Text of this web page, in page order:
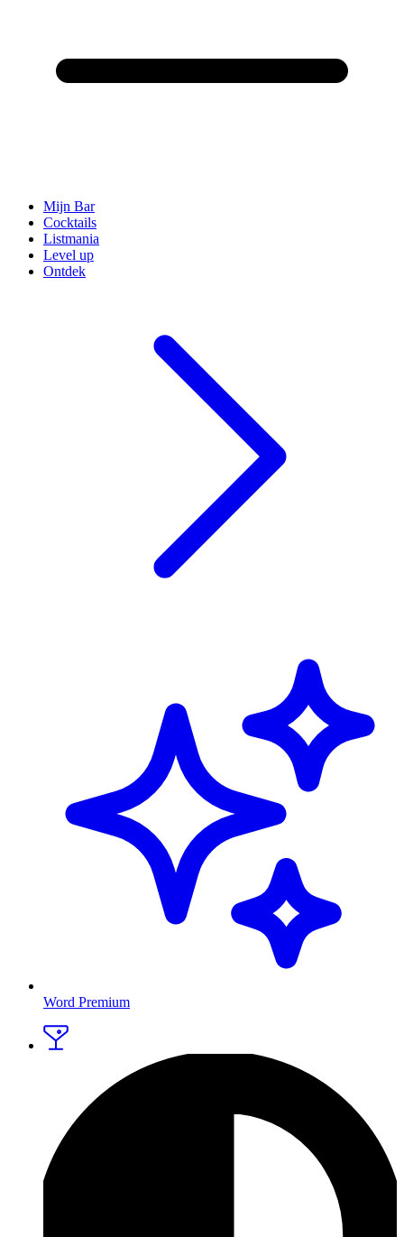
Mijn Bar
Cocktails
Listmania
Level up
Ontdek
Word Premium